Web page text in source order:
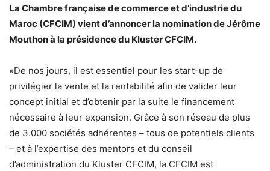
La Chambre française de commerce et d’industrie du
Maroc (CFCIM) vient d’annoncer la nomination de Jérôme
Mouthon à la présidence du Kluster CFCIM.
«De nos jours, il est essentiel pour les start-up de
privilégier la vente et la rentabilité afin de valider leur
concept initial et d’obtenir par la suite le financement
nécessaire à leur expansion. Grâce à son réseau de plus
de 3.000 sociétés adhérentes – tous de potentiels clients
– et à l’expertise des mentors et du conseil
d’administration du Kluster CFCIM, la CFCIM est